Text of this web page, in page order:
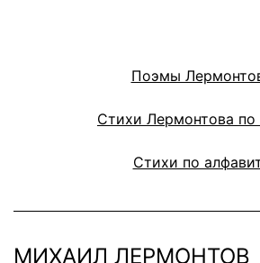
Поэмы
Стихи Лермонтова
Стихи по
МИХАИЛ ЛЕРМОНТОВ